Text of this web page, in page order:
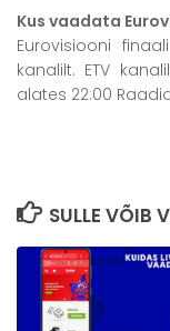
Kus vaadata
Eurovisiooni
kanalilt. ETV
alates 22:00
SULLE VÕIB